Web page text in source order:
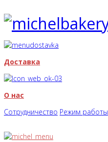
Доставка
О нас
Сотрудничество Режим работы